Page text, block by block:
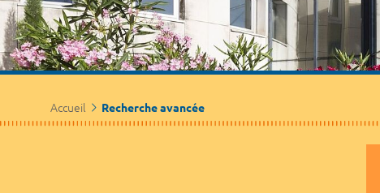
Accueil Recherche avancée